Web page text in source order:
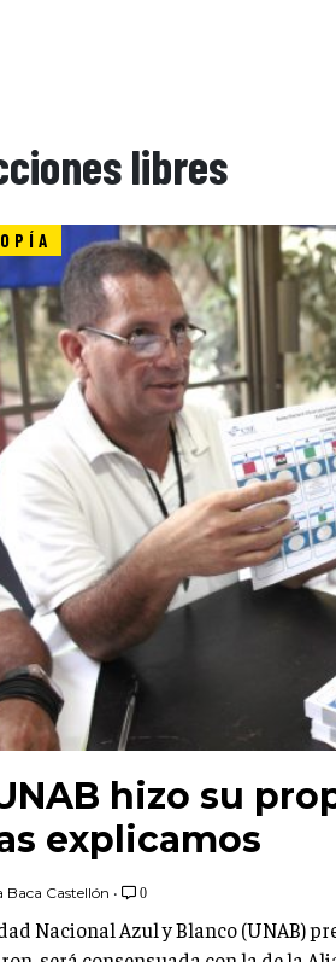
libres
hizo su
explicamos
Baca Castellón • 0
Nacional Azul y Blanco (UNAB)